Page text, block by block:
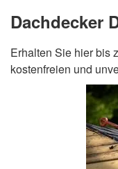
Dachdecker
Erhalten Sie hier bis
kostenfreien und